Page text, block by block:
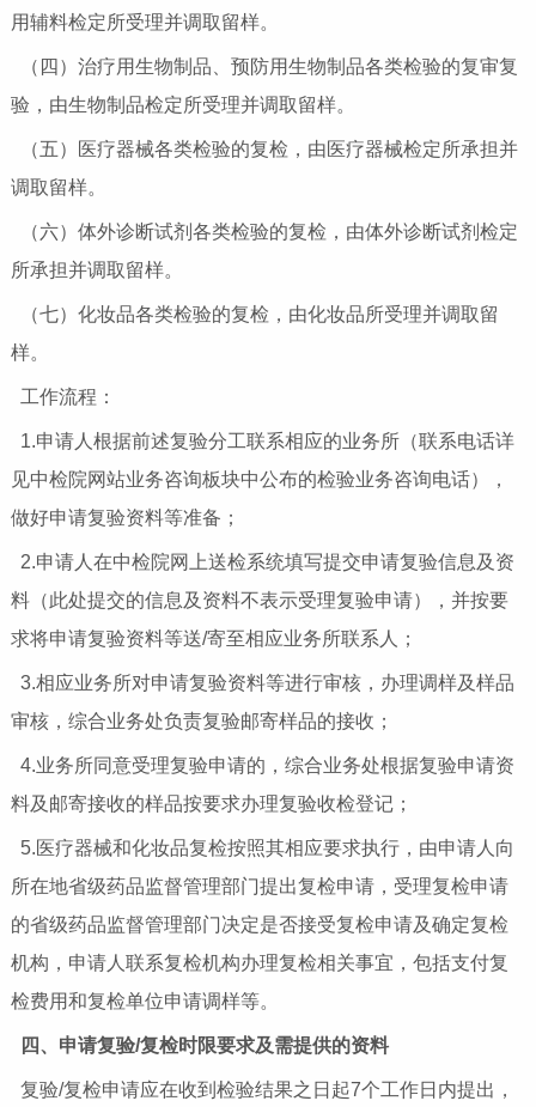
用辅料检定所受理并调取留样。
（四）治疗用生物制品、预防用生物制品各类检验的复审复
验，由生物制品检定所受理并调取留样。
（五）医疗器械各类检验的复检，由医疗器械检定所承担并
调取留样。
（六）体外诊断试剂各类检验的复检，由体外诊断试剂检定
所承担并调取留样。
（七）化妆品各类检验的复检，由化妆品所受理并调取留
样。
工作流程：
1.申请人根据前述复验分工联系相应的业务所（联系电话详
见中检院网站业务咨询板块中公布的检验业务咨询电话），
做好申请复验资料等准备；
2.申请人在中检院网上送检系统填写提交申请复验信息及资
料（此处提交的信息及资料不表示受理复验申请），并按要
求将申请复验资料等送/寄至相应业务所联系人；
3.相应业务所对申请复验资料等进行审核，办理调样及样品
审核，综合业务处负责复验邮寄样品的接收；
4.业务所同意受理复验申请的，综合业务处根据复验申请资
料及邮寄接收的样品按要求办理复验收检登记；
5.医疗器械和化妆品复检按照其相应要求执行，由申请人向
所在地省级药品监督管理部门提出复检申请，受理复检申请
的省级药品监督管理部门决定是否接受复检申请及确定复检
机构，申请人联系复检机构办理复检相关事宜，包括支付复
检费用和复检单位申请调样等。
四、申请复验/复检时限要求及需提供的资料
复验/复检申请应在收到检验结果之日起7个工作日内提出，